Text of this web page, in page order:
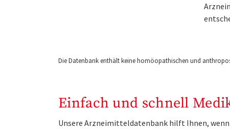
Die Datenbank enthält keine homöopathischen und
Einfach und schnell
Unsere Arzneimitteldatenbank hilft Ihnen,